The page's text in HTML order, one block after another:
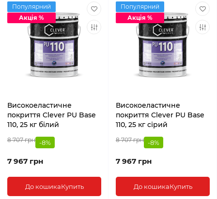
Популярний
Акція %
Високоеластичне
покриття Clever PU Base
110, 25 кг білий
8 707 грн -8%
7 967 грн
До кошикаКупить
Популярний
Акція %
Високоеластичне
покриття Clever PU Base
110, 25 кг сірий
8 707 грн -8%
7 967 грн
До кошикаКупить